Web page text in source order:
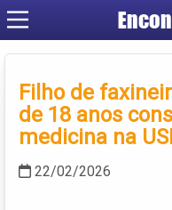
Filho de
de 18 anos
medicina na
22/02/2026